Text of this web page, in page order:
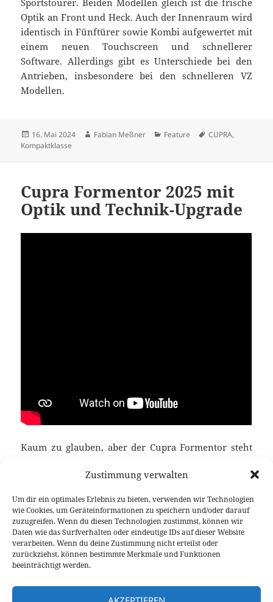
Zustimmung verwalten
Um dir ein optimales Erlebnis zu bieten, verwenden wir Technologien
wie Cookies, um Geräteinformationen zu speichern und/oder darauf
zuzugreifen. Wenn du diesen Technologien zustimmst, können wir
Daten wie das Surfverhalten oder eindeutige IDs auf dieser Website
verarbeiten. Wenn du deine Zustimmung nicht erteilst oder
zurückziehst, können bestimmte Merkmale und Funktionen
beeinträchtigt werden.
Sportstourer. Beiden Modellen gleich ist die frische
Optik an Front und Heck. Auch der Innenraum wird
identisch in Fünftürer sowie Kombi aufgewertet mit
einem neuen Touchscreen und schnellerer
Software. Allerdings gibt es Unterschiede bei den
Antrieben, insbesondere bei den schnelleren VZ
Modellen.
Veröffentlicht
am
16. Mai 2024 Autor
Fabian Meßner Kategorien
Feature Schlagwörter
CUPRA,
Kompaktklasse
Cupra Formentor 2025 mit
Optik und Technik-Upgrade
Kaum zu glauben, aber der Cupra Formentor steht
Modelljahr 2025 bekommt der Topseller ein frisches
Innenraum samt größerem Touchscreen mit neuer
Software. Auch unter der Haube tut sich was, wobei
von Dieselmotor über zwei verschiedene Plug-in
Hybride bis zum 333 PS starken Topmodell alles mit
dabei ist.